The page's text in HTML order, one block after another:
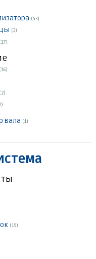
(43)
(3)
(17)
(16)
(2)
вала (1)
(19)